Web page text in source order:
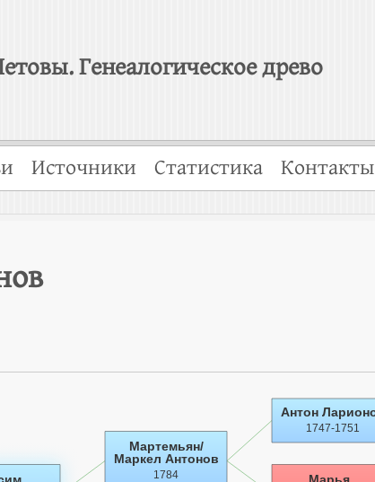
Генеалогическое древо
Источники Статистика Контакты